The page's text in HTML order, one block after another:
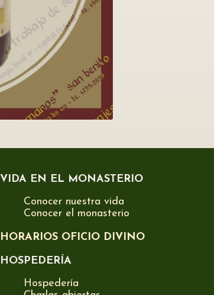
VIDA EN EL MONASTERIO
Conocer nuestra vida
Conocer el monasterio
HORARIOS OFICIO DIVINO
HOSPEDERÍA
Hospedería